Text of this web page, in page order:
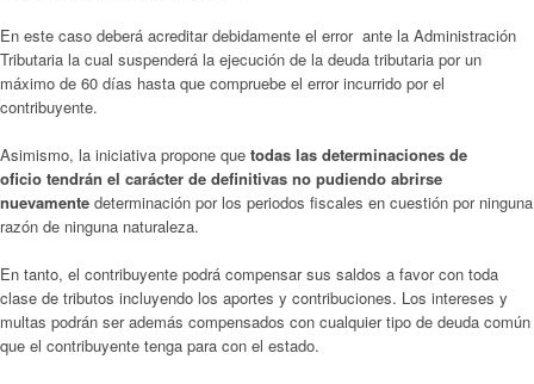
En este caso deberá acreditar debidamente el error ante la Administración
Tributaria la cual suspenderá la ejecución de la deuda tributaria por un
máximo de 60 días hasta que compruebe el error incurrido por el
contribuyente.
Asimismo, la iniciativa propone que todas las determinaciones de
oficio tendrán el carácter de definitivas no pudiendo abrirse
nuevamente determinación por los periodos fiscales en cuestión por ninguna
razón de ninguna naturaleza.
En tanto, el contribuyente podrá compensar sus saldos a favor con toda
clase de tributos incluyendo los aportes y contribuciones. Los intereses y
multas podrán ser además compensados con cualquier tipo de deuda común
que el contribuyente tenga para con el estado.